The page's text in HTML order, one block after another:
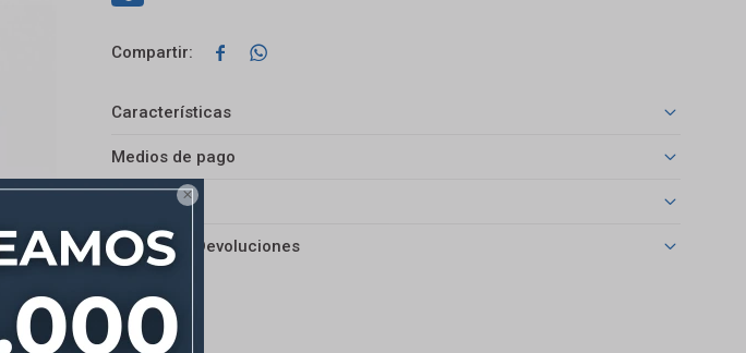

 
Características
Medios de pago
Cambios y Devoluciones